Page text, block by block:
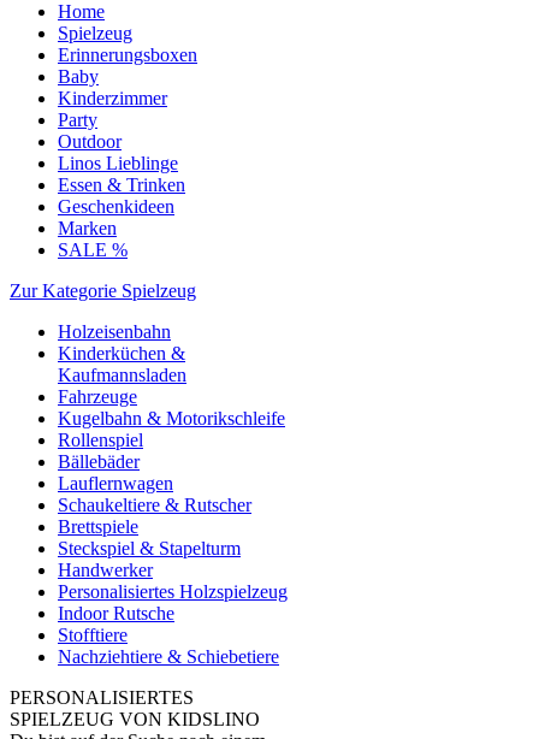
Home
Spielzeug
Erinnerungsboxen
Baby
Kinderzimmer
Party
Outdoor
Linos Lieblinge
Essen & Trinken
Geschenkideen
Marken
SALE %
Zur Kategorie Spielzeug
Holzeisenbahn
Kinderküchen &
Kaufmannsladen
Fahrzeuge
Kugelbahn & Motorikschleife
Rollenspiel
Bällebäder
Lauflernwagen
Schaukeltiere & Rutscher
Brettspiele
Steckspiel & Stapelturm
Handwerker
Personalisiertes Holzspielzeug
Indoor Rutsche
Stofftiere
Nachziehtiere & Schiebetiere
PERSONALISIERTES
SPIELZEUG VON KIDSLINO